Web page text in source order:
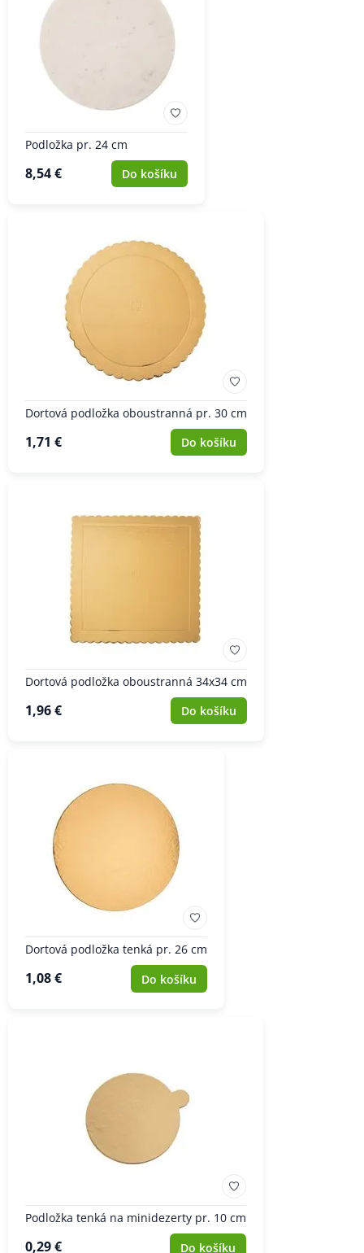
Podložka pr. 24 cm
8,54 € Do košíku
Dortová podložka oboustranná pr. 30 cm
1,71 € Do košíku
Dortová podložka oboustranná 34x34 cm
1,96 € Do košíku
Dortová podložka tenká pr. 26 cm
1,08 € Do košíku
Podložka tenká na minidezerty pr. 10 cm
0,29 € Do košíku